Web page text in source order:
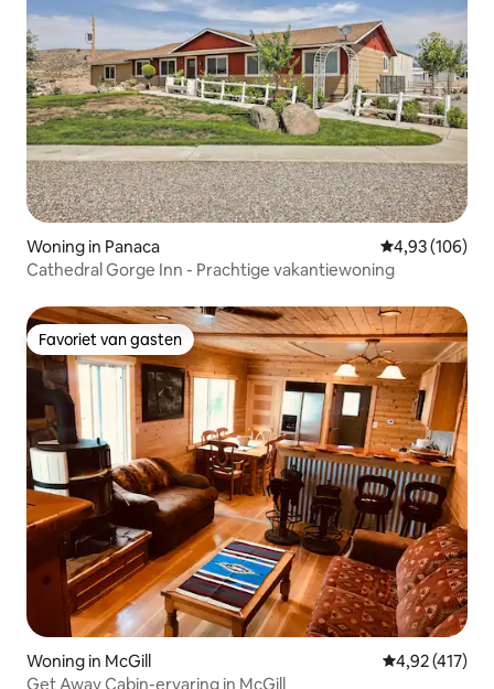
Woning in Panaca Gemiddelde
4,93 (106)
Cathedral Gorge Inn - Prachtige vakantiewoning
Favoriet van gasten
Favoriet van gasten
Woning in McGill Gemiddelde
4,92 (417)
Get Away Cabin-ervaring in McGill